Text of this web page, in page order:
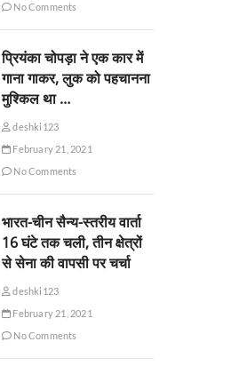
No Comments
प्रियंका चोपड़ा ने एक कार में
गाना गाकर, लुक को पहचानना
मुश्किल था …
deshki123
February 21, 2021
No Comments
भारत-चीन सैन्य-स्तरीय वार्ता
16 घंटे तक चली, तीन क्षेत्रों
से सेना की वापसी पर चर्चा
deshki123
February 21, 2021
No Comments